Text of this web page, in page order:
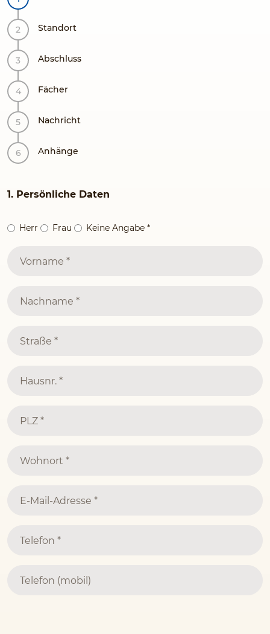
Standort
Abschluss
Fächer
Nachricht
Anhänge
1. Persönliche Daten
Herr Frau Keine Angabe *